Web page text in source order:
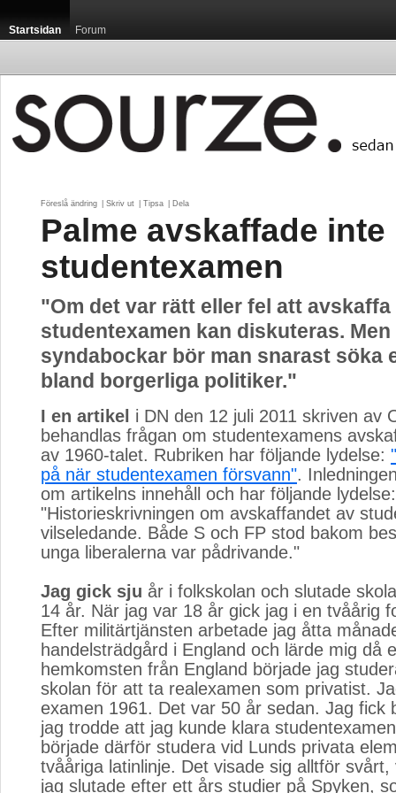
Startsidan Forum
Föreslå ändring Skriv ut Tipsa Dela
Palme avskaffade inte
studentexamen
"Om det var rätt eller fel att avskaffa
studentexamen kan diskuteras.
syndabockar bör man snarast söka
bland borgerliga politiker."
I en artikel i DN den 12 juli 2011 skriven av
behandlas frågan om studentexamens
av 1960-talet. Rubriken har följande lydelse:
på när studentexamen försvann".
om artikelns innehåll och har följande lydelse:
"Historieskrivningen om avskaffandet av
vilseledande. Både S och FP stod bakom
unga liberalerna var pådrivande."
Jag gick sju år i folkskolan och slutade
14 år. När jag var 18 år gick jag i en tvåårig
Efter militärtjänsten arbetade jag åtta
handelsträdgård i England och lärde mig då
hemkomsten från England började jag
skolan för att ta realexamen som privatist.
examen 1961. Det var 50 år sedan. Jag fick
jag trodde att jag kunde klara
började därför studera vid Lunds privata
tvååriga latinlinje. Det visade sig alltför
jag slutade efter ett års studier på Spyken,